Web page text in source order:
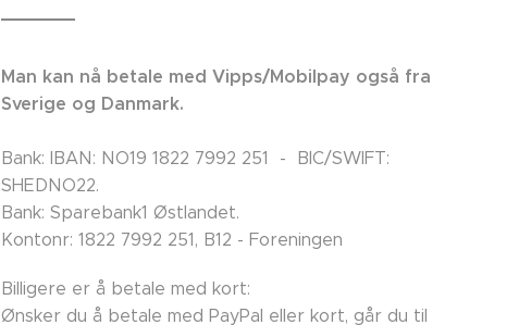
Man kan nå betale med Vipps/Mobilpay også fra
Sverige og Danmark.
Bank: IBAN: NO19 1822 7992 251 - BIC/SWIFT:
SHEDNO22.
Bank: Sparebank1 Østlandet.
Kontonr: 1822 7992 251, B12 - Foreningen
Billigere er å betale med kort:
Ønsker du å betale med PayPal eller kort, går du til